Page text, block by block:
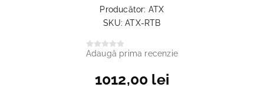
Producător: ATX
SKU: ATX-RTB
Adaugă prima recenzie
1012,00 lei